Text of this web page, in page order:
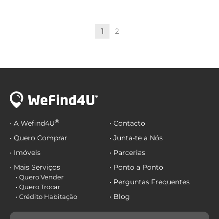
1 2
• A Wefind4U®
• Quero Comprar
• Imóveis
• Mais Serviços
• Quero Vender
• Quero Trocar
• Crédito Habitação
• Contacto
• Junta-te a Nós
• Parcerias
• Ponto a Ponto
• Perguntas Frequentes
• Blog